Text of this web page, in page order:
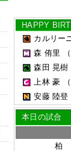
HAPPY
カルリー
森 侑里
森田 晃樹
上林 豪
安藤 陸登
本日の試合
柏